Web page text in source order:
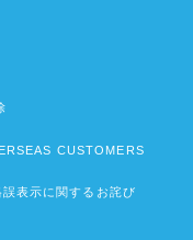
CUSTOMERS
表示に関するお詫び